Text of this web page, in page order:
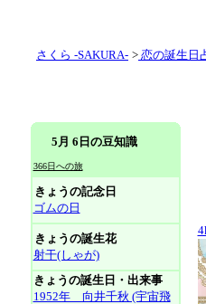
さくら -SAKURA- > 恋の誕生日
5月 6日の豆知識
366日への旅
きょうの記念日
ゴムの日
きょうの誕生花
射干(しゃが)
きょうの誕生日・出来事
1952年 向井千秋 (宇宙飛